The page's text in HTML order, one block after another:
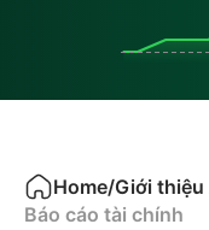
Home/Giới thiệu
Báo cáo tài chính